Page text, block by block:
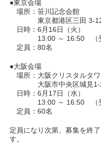
●東京会場
場所：笹川記念会館
東京都港区三田 3-
日時：6月16日（火）
13:00 ～ 16:50 （受
定員：80名
●大阪会場
場所：大阪クリスタル
大阪市中央区城見1-
日時：6月17日（水）
13:00 ～ 16:50 （受
定員：60名
定員になり次第、募集を終
す。